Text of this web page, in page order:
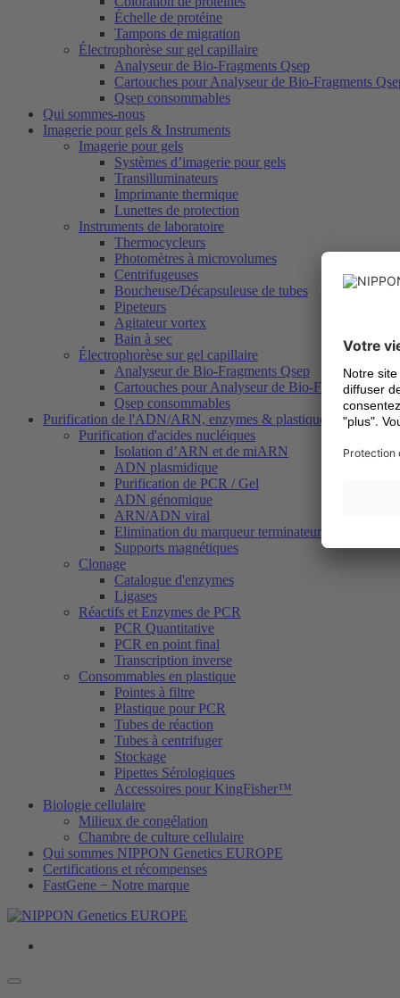
Échelle de protéine
Tampons de migration
Électrophorèse sur gel capillaire
Analyseur de Bio-Fragments Qsep
Cartouches pour Analyseur de Bio-Fragments
Qsep consommables
Qui sommes-nous
Imagerie pour gels & Instruments
Imagerie pour gels
Systèmes d’imagerie pour gels
Transilluminateurs
Imprimante thermique
Lunettes de protection
Instruments de laboratoire
Thermocycleurs
Photomètres à microvolumes
Centrifugeuses
Boucheuse/Décapsuleuse de tubes
Pipeteurs
Agitateur vortex
Bain à sec
Électrophorèse sur gel capillaire
Analyseur de Bio-Fragments Qsep
Cartouches pour Analyseur de Bio-Fragments
Qsep consommables
Purification de l'ADN/ARN, enzymes & plastiques
Purification d'acides nucléiques
Isolation d’ARN et de miARN
ADN plasmidique
Purification de PCR / Gel
ADN génomique
ARN/ADN viral
Elimination du marqueur terminateur (Dye
Supports magnétiques
Clonage
Catalogue d'enzymes
Ligases
Réactifs et Enzymes de PCR
PCR Quantitative
PCR en point final
Transcription inverse
Consommables en plastique
Pointes à filtre
Plastique pour PCR
Tubes de réaction
Tubes à centrifuger
Stockage
Pipettes Sérologiques
Accessoires pour KingFisher™
Biologie cellulaire
Milieux de congélation
Chambre de culture cellulaire
Qui sommes NIPPON Genetics EUROPE
Certifications et récompenses
FastGene − Notre marque